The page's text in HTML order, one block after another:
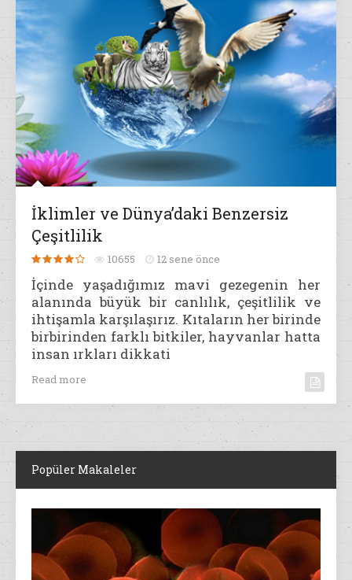
İklimler ve Dünya’daki Benzersiz
Çeşitlilik
10655 12 sene önce
İçinde yaşadığımız mavi gezegenin her
alanında büyük bir canlılık, çeşitlilik ve
ihtişamla karşılaşırız. Kıtaların her birinde
birbirinden farklı bitkiler, hayvanlar hatta
insan ırkları dikkati
Read more
Popüler Makaleler